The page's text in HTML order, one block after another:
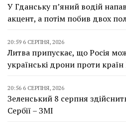
У Гданську п’яний водій
акцент, а потім побив двох
20:59 6 СЕРПНЯ, 2026
Литва припускає, що Росія
українські дрони проти країн
20:56 6 СЕРПНЯ, 2026
Зеленський 8 серпня
Сербії – ЗМІ